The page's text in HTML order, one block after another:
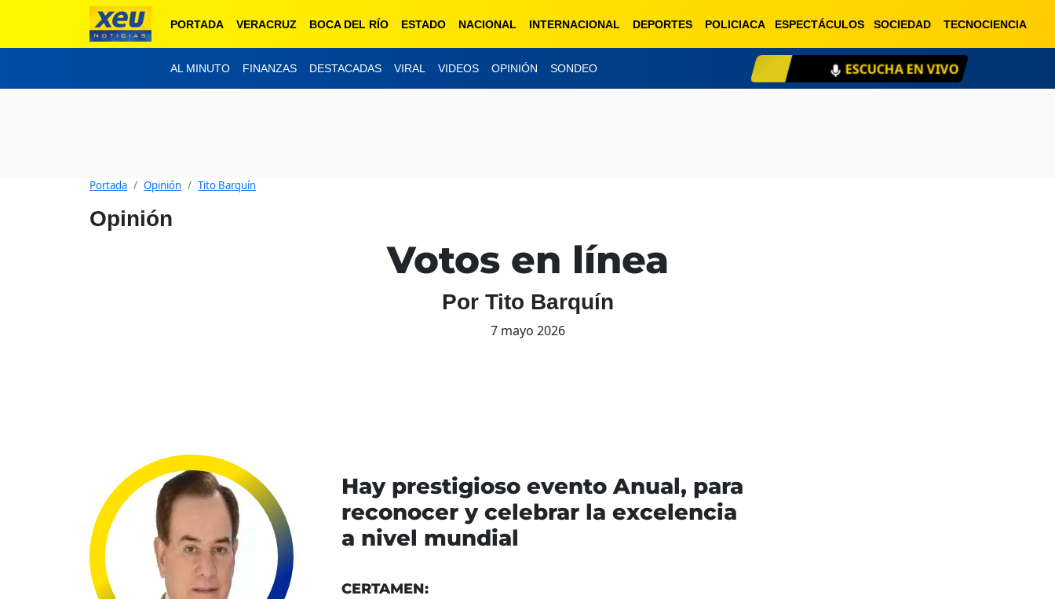
PORTADA VERACRUZ BOCA DEL RÍO ESTADO NACIONAL INTERNACIONAL DEPORTES POLICIACA ESPECTÁCULOS SOCIEDAD TECNOCIENCIA
AL MINUTO FINANZAS DESTACADAS VIRAL VIDEOS OPINIÓN SONDEO ESCUCHA EN VIVO
Portada Opinión Tito Barquín
Opinión
Votos en línea
Por Tito Barquín
7 mayo 2026
Hay prestigioso evento Anual, para
reconocer y celebrar la excelencia
a nivel mundial
CERTAMEN: